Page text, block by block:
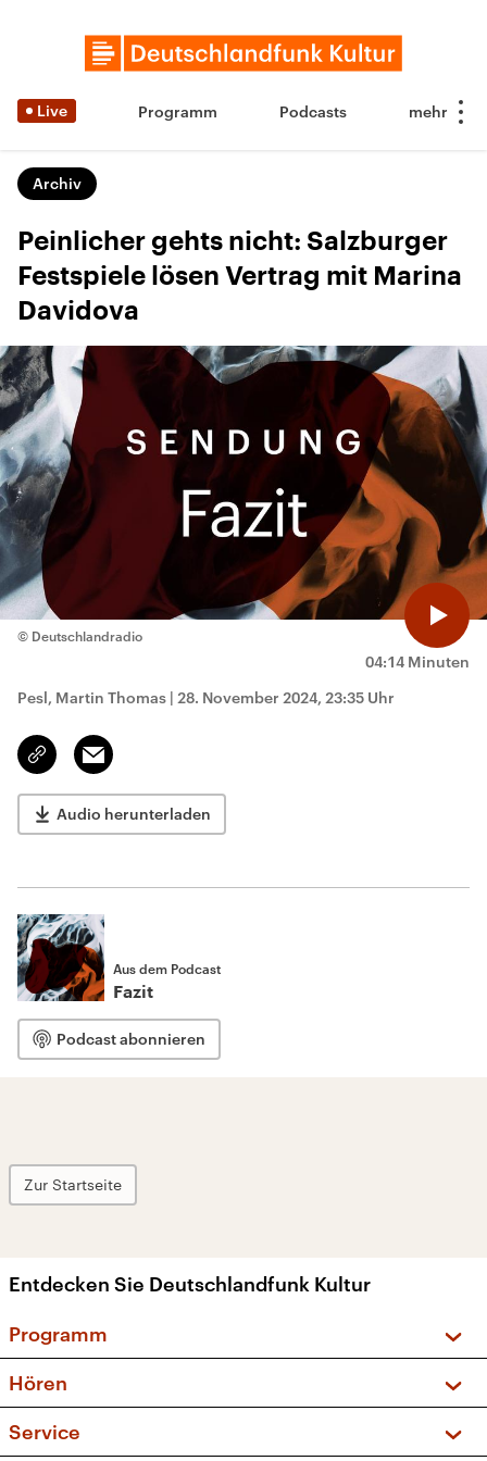
Live Programm Podcasts
Archiv
Peinlicher gehts nicht: Salzburger
Festspiele lösen Vertrag mit Marina
Davidova
04:14 Minuten
© Deutschlandradio
Pesl, Martin Thomas | 28. November 2024, 23:35 Uhr
Link
kopieren/teilen
Email
Audio herunterladen
Aus dem Podcast
Fazit
Podcast abonnieren
Zur Startseite
Entdecken Sie Deutschlandfunk Kultur
Programm
Sendungen und Podcasts
Musikliste
Hören
Service